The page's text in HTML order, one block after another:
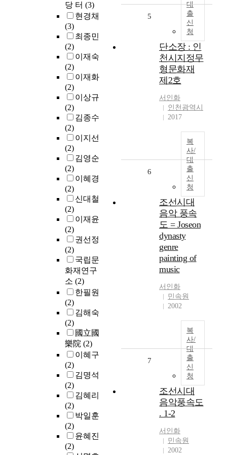
당 터 (3)
현경채
(3)
최종민
(2)
이재숙
(2)
이재화
(2)
이상규
(2)
김종수
(2)
이지선
(2)
김영순
(2)
이혜경
(2)
신대철
(2)
이재윤
(2)
권선정
(2)
국립문
화재연구
소 (2)
한필원
(2)
김해숙
(2)
國立國
樂院 (2)
이혜구
(2)
김명석
(2)
김혜리
(2)
박일훈
(2)
윤혜진
(2)
대
출
신
청
5
단소장 : 인
천시지정무
형문화재
제2호
서인화
인천광역시
2017
복
사/
대
출
신
청
6
조선시대
음악 풍속
도 = Joseon
dynasty
genre
painting of
music
서인화
민속원
2002
복
사/
대
출
신
청
7
조선시대
음악풍속도
. 1-2
서인화
민속원
2002